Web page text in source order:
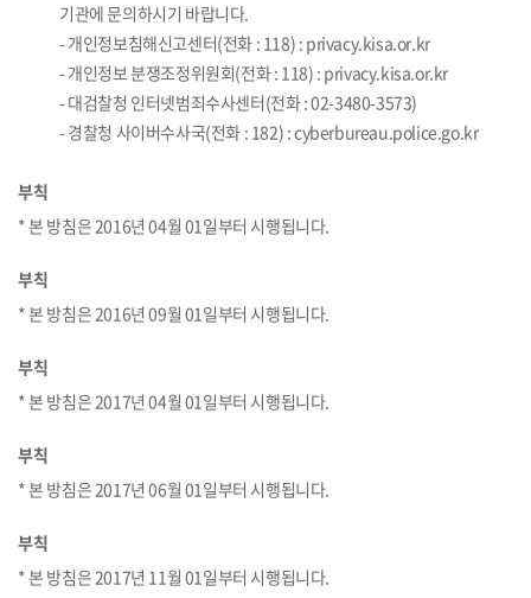
기관에 문의하시기 바랍니다.
- 개인정보침해신고센터(전화 : 118) : privacy.kisa.or.kr
- 개인정보 분쟁조정위원회(전화 : 118) : privacy.kisa.or.kr
- 대검찰청 인터넷범죄수사센터(전화 : 02-3480-3573)
- 경찰청 사이버수사국(전화 : 182) : cyberbureau.police.go.kr
부칙
* 본 방침은 2016년 04월 01일부터 시행됩니다.
부칙
* 본 방침은 2016년 09월 01일부터 시행됩니다.
부칙
* 본 방침은 2017년 04월 01일부터 시행됩니다.
부칙
* 본 방침은 2017년 06월 01일부터 시행됩니다.
부칙
* 본 방침은 2017년 11월 01일부터 시행됩니다.